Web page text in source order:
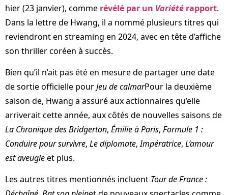
hier (23 janvier), comme révélé par un Variété rapport.
Dans la lettre de Hwang, il a nommé plusieurs titres qui
reviendront en streaming en 2024, avec en tête d’affiche
son thriller coréen à succès.
Bien qu’il n’ait pas été en mesure de partager une date
de sortie officielle pourJeu de calmarPour la deuxième
saison de, Hwang a assuré aux actionnaires qu’elle
arriverait cette année, aux côtés de nouvelles saisons de
La Chronique des Bridgerton, Émilie à Paris, Formule 1 :
Conduire pour survivre, Le diplomate,Impératrice, L’amour
est aveugleet plus.
Les autres titres mentionnés incluent Tour de France :